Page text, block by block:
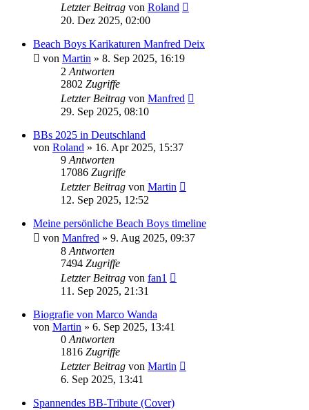
Letzter Beitrag von Roland
20. Dez 2025, 02:00
Beach Boys Karikaturen Manfred Deix
von Martin » 8. Sep 2025, 16:19
2 Antworten
2802 Zugriffe
Letzter Beitrag von Manfred
29. Sep 2025, 08:10
BBs 2025 in Deutschland
von Roland » 16. Apr 2025, 15:37
9 Antworten
17086 Zugriffe
Letzter Beitrag von Martin
12. Sep 2025, 12:52
Meine persönliche Beach Boys timeline
von Manfred » 9. Aug 2025, 09:37
8 Antworten
7494 Zugriffe
Letzter Beitrag von fan1
11. Sep 2025, 21:31
Biografie von Marco Wanda
von Martin » 6. Sep 2025, 13:41
0 Antworten
1816 Zugriffe
Letzter Beitrag von Martin
6. Sep 2025, 13:41
Spannendes BB-Tribute (Cover)